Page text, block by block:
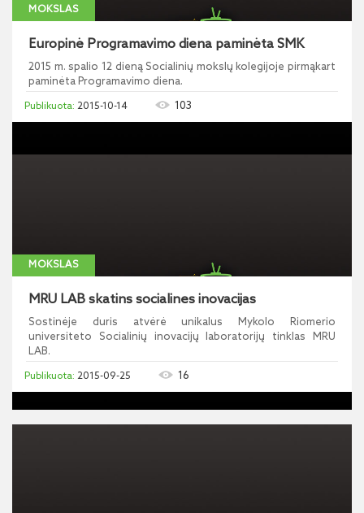
MOKSLAS
Europinė Programavimo diena paminėta SMK
2015 m. spalio 12 dieną Socialinių mokslų kolegijoje pirmąkart
paminėta Programavimo diena.
2015-10-14 103
MOKSLAS
MRU LAB skatins socialines inovacijas
Sostinėje duris atvėrė unikalus Mykolo Riomerio
universiteto Socialinių inovacijų laboratorijų tinklas MRU
LAB.
2015-09-25 16